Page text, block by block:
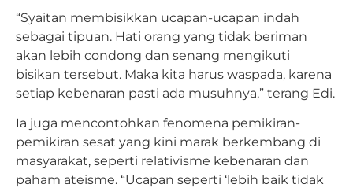
“Syaitan membisikkan ucapan-ucapan indah
sebagai tipuan. Hati orang yang tidak beriman
akan lebih condong dan senang mengikuti
bisikan tersebut. Maka kita harus waspada, karena
setiap kebenaran pasti ada musuhnya,” terang Edi.
Ia juga mencontohkan fenomena pemikiran-
pemikiran sesat yang kini marak berkembang di
masyarakat, seperti relativisme kebenaran dan
paham ateisme. “Ucapan seperti ‘lebih baik tidak